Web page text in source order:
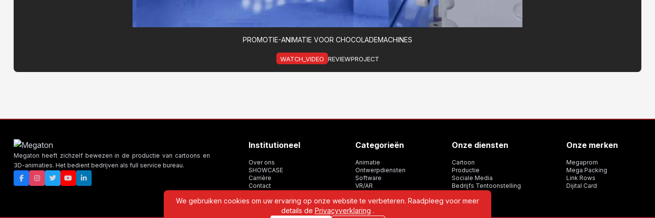
PROMOTIE-ANIMATIE VOOR CHOCOLADEMACHINES
WATCH_VIDEO REVIEWPROJECT
Megaton heeft zichzelf bewezen in de productie van cartoons en
3D-animaties. Het bedient bedrijven als full service bureau.
Institutioneel
Over ons
SHOWCASE
Carrière
Contact
Categorieën
Animatie
Ontwerpdiensten
Software
VR/AR
Onze diensten
Cartoon
Productie
Sociale Media
Bedrijfs Tentoonstelling
Onze merken
Megaprom
Mega Packing
Link Rows
Dijital Card
We gebruiken cookies om uw ervaring op onze website te verbeteren. Raadpleeg voor meer
details de Privacyverklaring .